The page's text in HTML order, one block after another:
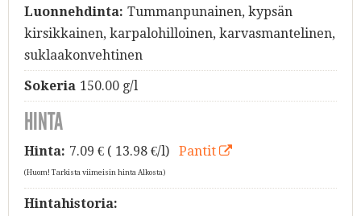
Luonnehdinta: Tummanpunainen, kypsän
kirsikkainen, karpalohilloinen, karvasmantelinen,
suklaakonvehtinen
Sokeria 150.00 g/l
HINTA
Hinta: 7.09 € ( 13.98 €/l) Pantit
(Huom! Tarkista viimeisin hinta Alkosta)
Hintahistoria: